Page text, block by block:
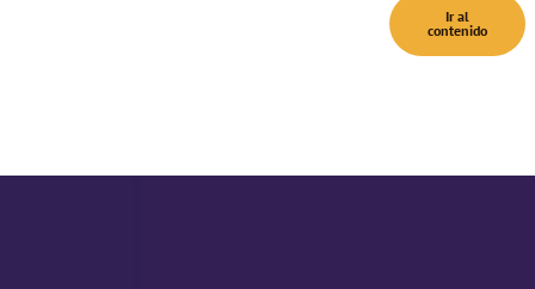
Ir al
contenido